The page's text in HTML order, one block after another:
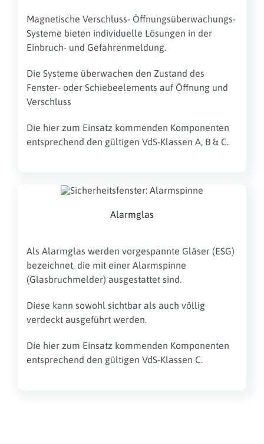
Magnetische Verschluss- Öffnungsüberwachungs-
Systeme bieten individuelle Lösungen in der
Einbruch- und Gefahrenmeldung.
Die Systeme überwachen den Zustand des
Fenster- oder Schiebeelements auf Öffnung und
Verschluss
Die hier zum Einsatz kommenden Komponenten
entsprechend den gültigen VdS-Klassen A, B & C.
Alarmglas
Als Alarmglas werden vorgespannte Gläser (ESG)
bezeichnet, die mit einer Alarmspinne
(Glasbruchmelder) ausgestattet sind.
Diese kann sowohl sichtbar als auch völlig
verdeckt ausgeführt werden.
Die hier zum Einsatz kommenden Komponenten
entsprechend den gültigen VdS-Klassen C.